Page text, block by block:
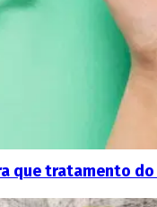
que tratamento